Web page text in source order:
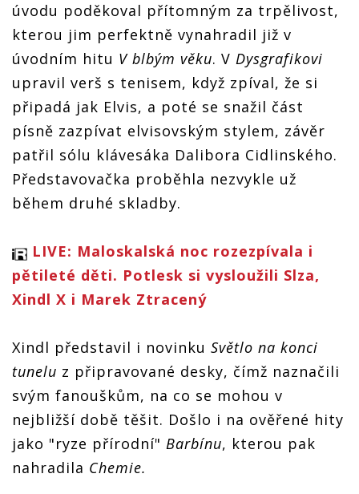
úvodu poděkoval přítomným za trpělivost,
kterou jim perfektně vynahradil již v
úvodním hitu V blbým věku. V Dysgrafikovi
upravil verš s tenisem, když zpíval, že si
připadá jak Elvis, a poté se snažil část
písně zazpívat elvisovským stylem, závěr
patřil sólu klávesáka Dalibora Cidlinského.
Představovačka proběhla nezvykle už
během druhé skladby.
LIVE: Maloskalská noc rozezpívala i
pětileté děti. Potlesk si vysloužili Slza,
Xindl X i Marek Ztracený
Xindl představil i novinku Světlo na konci
tunelu z připravované desky, čímž naznačili
svým fanouškům, na co se mohou v
nejbližší době těšit. Došlo i na ověřené hity
jako "ryze přírodní" Barbínu, kterou pak
nahradila Chemie.